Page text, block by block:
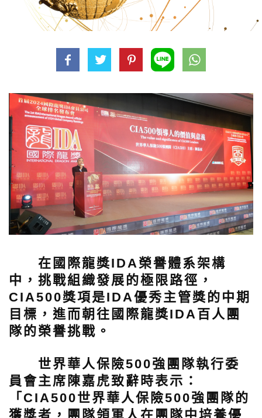
在國際龍獎IDA榮譽體系架構
中，挑戰組織發展的極限路徑，
CIA500獎項是IDA優秀主管獎的中期
目標，進而朝往國際龍獎IDA百人團
隊的榮譽挑戰。
世界華人保險500強團隊執行委
員會主席陳嘉虎致辭時表示：
「CIA500世界華人保險500強團隊的
獲獎者，團隊領軍人在團隊中培養優